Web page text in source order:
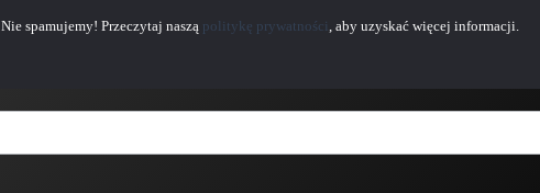
Nie spamujemy! Przeczytaj naszą politykę prywatności, aby uzyskać więcej informacji.